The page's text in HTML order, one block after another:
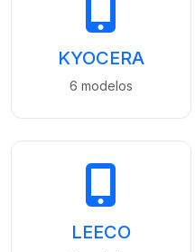
KYOCERA
6 modelos
LEECO